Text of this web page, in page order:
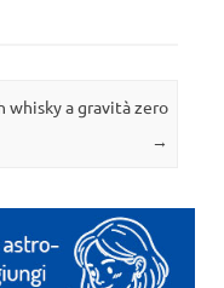
whisky a gravità zero
→